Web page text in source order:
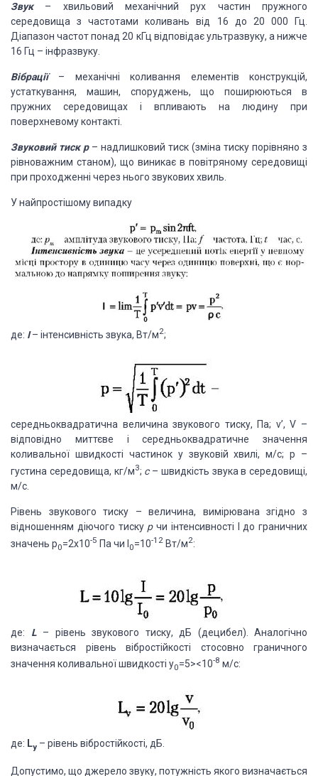
Звук – хвильовий механічний рух частин пружного
середовища з частотами коливань від 16 до 20 000 Гц.
Діапазон частот понад 20 кГц відповідає ультразвуку, а нижче
16 Гц – інфразвуку.
Вібрації – механічні коливання елементів конструкцій,
устаткування, машин, споруджень, що поширюються в
пружних середовищах і впливають на людину при
поверхневому контакті.
Звуковий тиск р – надлишковий тиск (зміна тиску порівняно з
рівноважним станом), що виникає в повітряному середовищі
при проходженні через нього звукових хвиль.
У найпростішому випадку
де: I– інтенсивність звука, Вт/м2;
середньоквадратична величина звукового тиску, Па; v’, V –
відповідно миттєве і середньоквадратичне значення
коливальної швидкості частинок у звуковій хвилі, м/с; р –
густина середовища, кг/м3; с– швидкість звука в середовищі,
м/с.
Рівень звукового тиску – величина, вимірювана згідно з
відношенням діючого тиску рчи інтенсивності I до граничних
значень р0=2х10-5 Па чи І 0=10-12 Вт/м2:
де: L– рівень звукового тиску, дБ (децибел). Аналогічно
визначається рівень вібростійкості стосовно граничного
значення коливальної швидкості у0=5><10-8 м/с:
де: Lу – рівень вібростійкості, дБ.
Допустимо, що джерело звуку, потужність якого визначається